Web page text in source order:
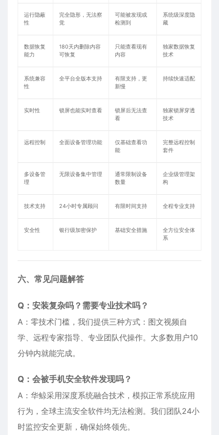
运行隐蔽
性
完全隐形，无法察
觉
可能被发现或
检测到
系统级深度隐
藏
数据恢复
能力
180天内删除内容
可恢复
只能查看现有
内容
独家数据恢复
技术
系统兼容
性
全平台全版本支持
有限支持，更
新慢
持续快速适配
实时性 锁屏也能实时查看
锁屏后无法查
看
独家锁屏穿透
技术
远程控制 全面设备管理功能
仅基础查看功
能
完整远程控制
套件
多设备管
理
无限设备集中管理
通常限制设备
数量
企业级管理架
构
技术支持 24小时专属顾问 有限时间支持 全程专业支持
安全性 银行级加密保护 基础安全措施
全方位安全体
系
六、常见问题解答
Q：安装复杂吗？需要专业技术吗？
A：零技术门槛，我们提供三种方式：图文视频自
学、远程专家指导、专业团队代操作。大多数用户10
分钟内就能完成。
Q：会被手机安全软件发现吗？
A：华鲸采用深度系统融合技术，模拟正常系统应用
行为，全球主流安全软件均无法检测。我们团队24小
时监控安全更新，确保始终领先。